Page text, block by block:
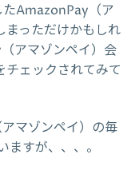
AmazonPay（ア
まっただけかもしれ
アマゾンペイ）会
ェックされてみて
マゾンペイ）の毎
すが、、、。